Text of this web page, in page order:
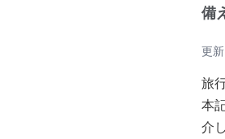
備
更
旅
本
介